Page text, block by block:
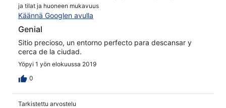
ja tilat ja huoneen mukavuus
Käännä Googlen avulla
Genial
Sitio precioso, un entorno perfecto para descansar y
cerca de la ciudad.
Yöpyi 1 yön elokuussa 2019
0
Tarkistettu arvostelu